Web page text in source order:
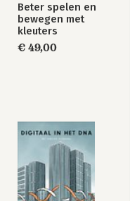
Beter spelen en
bewegen met
kleuters
€ 49,00